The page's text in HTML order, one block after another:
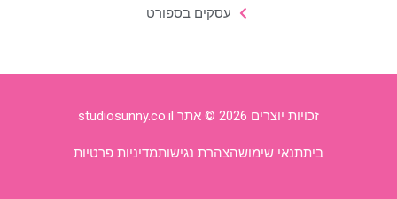
עסקים בספורט
זכויות יוצרים 2026 © אתר studiosunny.co.il
תנאי שימושהצהרת נגישותמדיניות פרטיות